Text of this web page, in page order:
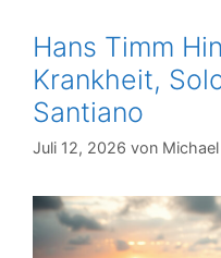
Hans Timm
Krankheit,
Santiano
Juli 12, 2026 von